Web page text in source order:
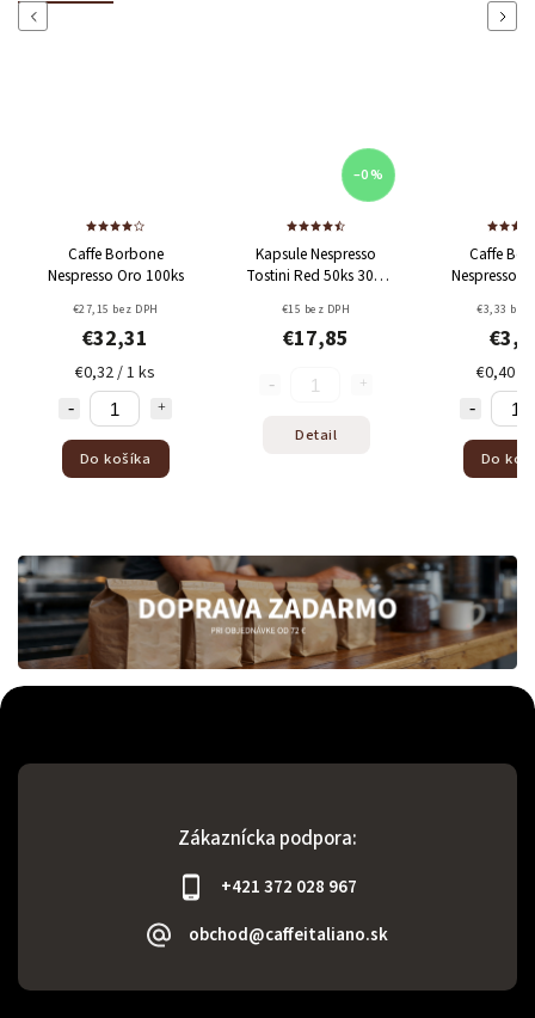
Previous
Caffe Borbone
Nespresso Oro 100ks
€27,15 bez DPH
€32,31
€0,32 / 1 ks
Do košíka
–0 %
Kapsule Nespresso
Tostini Red 50ks 30%
€15 bez DPH
€17,85
Detail
Caffe Borbone
Nespresso
€3,33 bez DPH
€3,96
€0,40 / 1 ks
Do košíka
Next
Zákaznícka podpora:
+421 372 028 967
obchod@caffeitaliano.sk